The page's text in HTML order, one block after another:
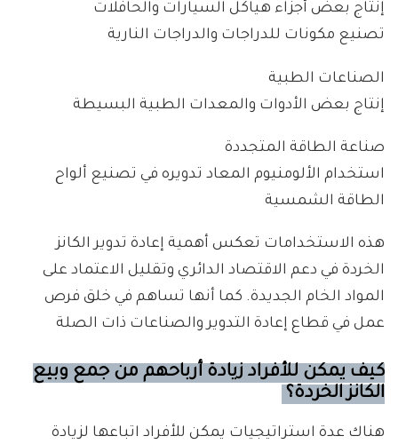
إنتاج بعض أجزاء هياكل السيارات والحافلات
تصنيع مكونات للدراجات والدراجات النارية
الصناعات الطبية
إنتاج بعض الأدوات والمعدات الطبية البسيطة
صناعة الطاقة المتجددة
استخدام الألومنيوم المعاد تدويره في تصنيع ألواح
الطاقة الشمسية
هذه الاستخدامات تعكس أهمية إعادة تدوير الكانز
الخردة في دعم الاقتصاد الدائري وتقليل الاعتماد على
المواد الخام الجديدة. كما أنها تساهم في خلق فرص
عمل في قطاع إعادة التدوير والصناعات ذات الصلة
كيف يمكن للأفراد زيادة أرباحهم من جمع وبيع
الكانز الخردة؟
هناك عدة استراتيجيات يمكن للأفراد اتباعها لزيادة